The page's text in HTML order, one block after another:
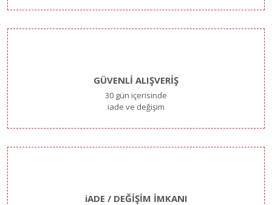
GÜVENLİ ALIŞVERİŞ
30 gün içerisinde
iade ve değişim
iADE / DEĞİŞİM İMKANI